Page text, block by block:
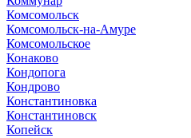
Комсомольск
Комсомольск-на-Амуре
Комсомольское
Конаково
Кондопога
Кондрово
Константиновка
Константиновск
Копейск